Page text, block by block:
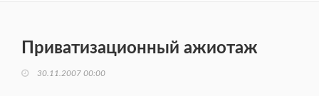
Приватизационный ажиотаж
30.11.2007 00:00